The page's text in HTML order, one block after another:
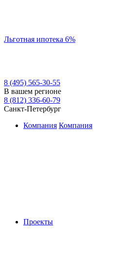
Льготная ипотека 6%
8 (495) 565-30-55
В вашем регионе
8 (812) 336-60-79
Санкт-Петербург
Компания Компания
Проекты